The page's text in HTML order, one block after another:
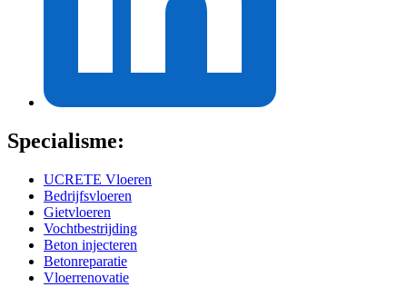
Specialisme:
UCRETE Vloeren
Bedrijfsvloeren
Gietvloeren
Vochtbestrijding
Beton injecteren
Betonreparatie
Vloerrenovatie